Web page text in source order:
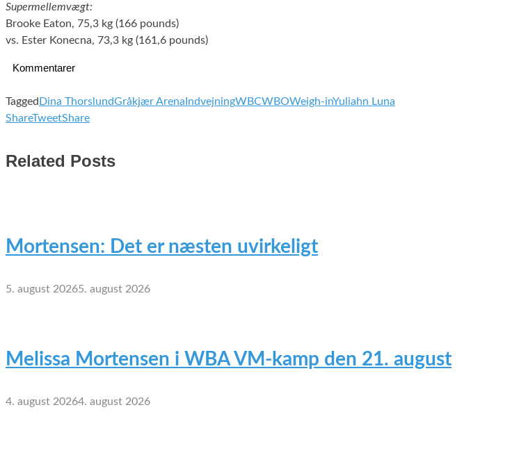
Supermellemvægt:
Brooke Eaton, 75,3 kg (166 pounds)
vs. Ester Konecna, 73,3 kg (161,6 pounds)
Kommentarer
Tagged Dina ThorslundGråkjær Arena IndvejningWBCWBOWeigh-inYuliahn Luna
ShareTweetShare
Related Posts
Mortensen: Det er næsten uvirkeligt
5. august 20265. august 2026
Melissa Mortensen i WBA VM-kamp den 21. august
4. august 20264. august 2026